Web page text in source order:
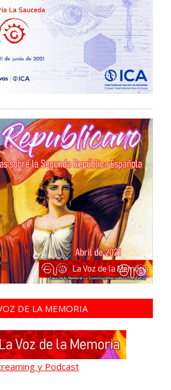
DE LA MEMORIA
y Podcast